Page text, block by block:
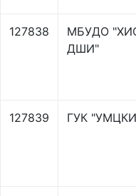
127838
МБУДО
ДШИ"
127839 ГУК